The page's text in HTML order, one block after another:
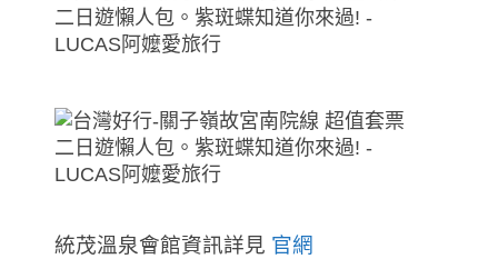
統茂溫泉會館資訊詳見 官網